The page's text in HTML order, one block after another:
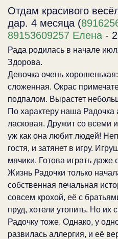
Отдам красивого
дар. 4 месяца (
89153609257 Елена -
Рада родилась в начале
Здорова.
Девочка очень
сложенная. Окрас
подпалом. Вырастет
По характеру наша Радочка
ласковая. Дружит со всеми
уж как она любит людей!
гостя, и затянет в игру.
мячики. Готова играть даже
Жизнь Радочки только
собственная печальная
совсем крохой, её с
пруд, хотели утопить. Но их
Радочку тоже. Однако, у
развилась аллергия, и её